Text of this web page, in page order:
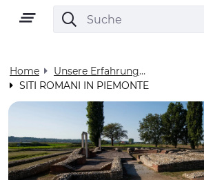
Home
Unsere Erfahrungen, Für Dich - Visit Cuneese
SITI ROMANI IN PIEMONTE